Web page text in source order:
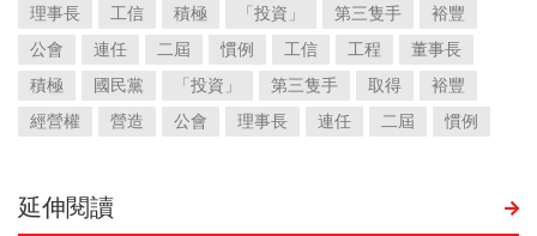
理事長
工信 積極 「投資」 第三隻手
裕豐
公會
連任 二屆 慣例 工信 工程
董事長
積極
國民黨 「投資」 第三隻手 取得
裕豐
經營權
營造 公會 理事長 連任 二屆 慣例
延伸閱讀